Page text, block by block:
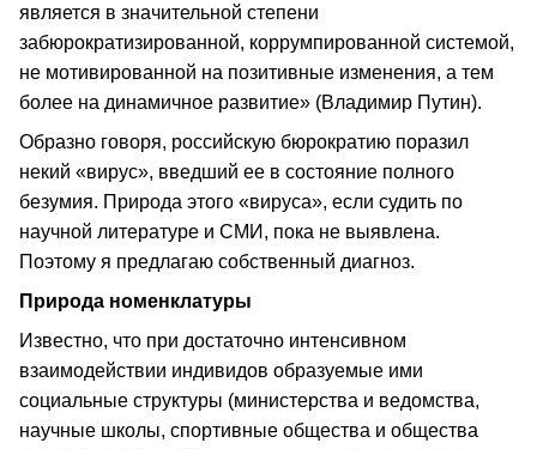
является в значительной степени
забюрократизированной, коррумпированной системой,
не мотивированной на позитивные изменения, а тем
более на динамичное развитие» (Владимир Путин).
Образно говоря, российскую бюрократию поразил
некий «вирус», введший ее в состояние полного
безумия. Природа этого «вируса», если судить по
научной литературе и СМИ, пока не выявлена.
Поэтому я предлагаю собственный диагноз.
Природа номенклатуры
Известно, что при достаточно интенсивном
взаимодействии индивидов образуемые ими
социальные структуры (министерства и ведомства,
научные школы, спортивные общества и общества